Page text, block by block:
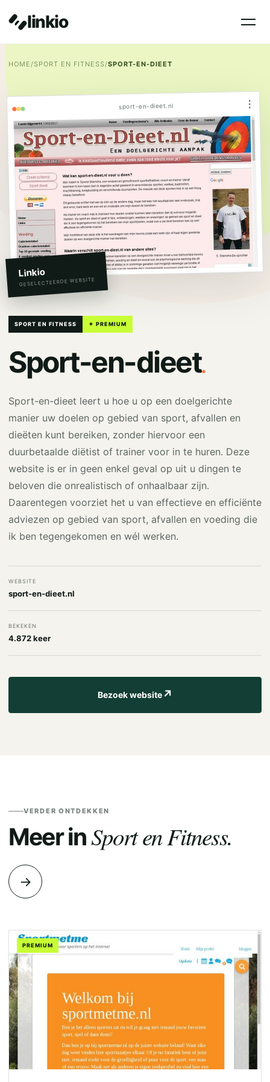
linkio
HOME/SPORT EN FITNESS/SPORT-EN-DIEET
sport-en-dieet.nl ⋮
Linkio
GESELECTEERDE WEBSITE
SPORT EN FITNESS ✦ PREMIUM
Sport-en-dieet.
Sport-en-dieet leert u hoe u op een doelgerichte
manier uw doelen op gebied van sport, afvallen en
dieëten kunt bereiken, zonder hiervoor een
duurbetaalde diëtist of trainer voor in te huren. Deze
website is er in geen enkel geval op uit u dingen te
beloven die onrealistisch of onhaalbaar zijn.
Daarentegen voorziet het u van effectieve en efficiënte
adviezen op gebied van sport, afvallen en voeding die
ik ben tegengekomen en wél werken.
WEBSITE
sport-en-dieet.nl
BEKEKEN
4.872 keer
Bezoek website↗
VERDER ONTDEKKEN
Meer inSport en Fitness.
→
PREMIUM